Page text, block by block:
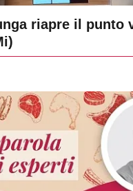
riapre il punto